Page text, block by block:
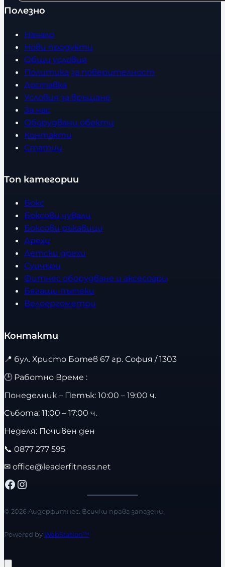
Полезно
Начало
Нови продукти
Общи условия
Политика за поверителност
Доставка
Условия за връщане
За нас
Оборудвани обекти
Контакти
Статии
Топ категории
Бокс
Боксови чували
Боксови ръкавици
Дрехи
Детски дрехи
Суичъри
Фитнес оборудване и аксесоари
Бягащи пътеки
Велоергометри
Контакти
📍 бул. Христо Ботев 67 гр. София / 1303
🕒 Работно Време :
Понеделник – Петък: 10:00 – 19:00 ч.
Събота: 11:00 – 17:00 ч.
Неделя: Почивен ден
📞 0877 277 595
✉ office@leaderfitness.net
Facebook Instagram
© 2026 Лидерфитнес. Всички права запазени.
Powered byWebStation™